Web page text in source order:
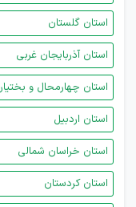
استان گلستان
استان آذربایجان غربی
استان چهارمحال و
استان اردبیل
استان خراسان شمالی
استان کردستان